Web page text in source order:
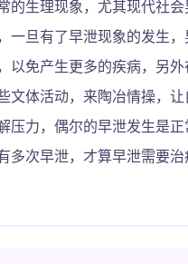
的生理现象，尤其现代社
一旦有了早泄现象的发生
以免产生更多的疾病，另
文体活动，来陶冶情操，
压力，偶尔的早泄发生是正
多次早泄，才算早泄需要治